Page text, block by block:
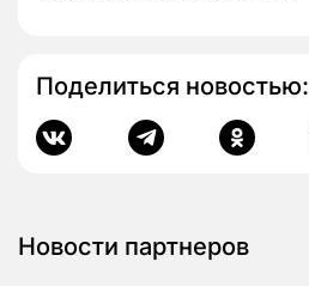
Поделиться новостью:
Новости партнеров